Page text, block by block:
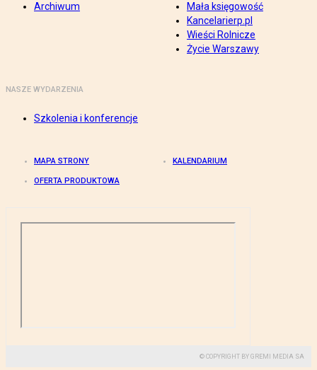
Archiwum
Mała księgowość
Kancelarierp.pl
Wieści Rolnicze
Życie Warszawy
NASZE WYDARZENIA
Szkolenia i konferencje
MAPA STRONY KALENDARIUM
OFERTA PRODUKTOWA
© COPYRIGHT BY GREMI MEDIA SA